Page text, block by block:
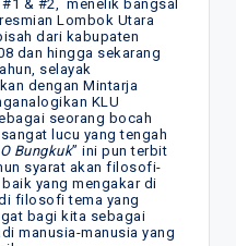
& #2, menelik bangsal
Lombok Utara
dari kabupaten
dan hingga sekarang
selayak
dengan Mintarja
KLU
seorang bocah
lucu yang tengah
O Bungkuk” ini pun terbit
syarat akan filosofi-
yang mengakar di
filosofi tema yang
bagi kita sebagai
manusia-manusia yang